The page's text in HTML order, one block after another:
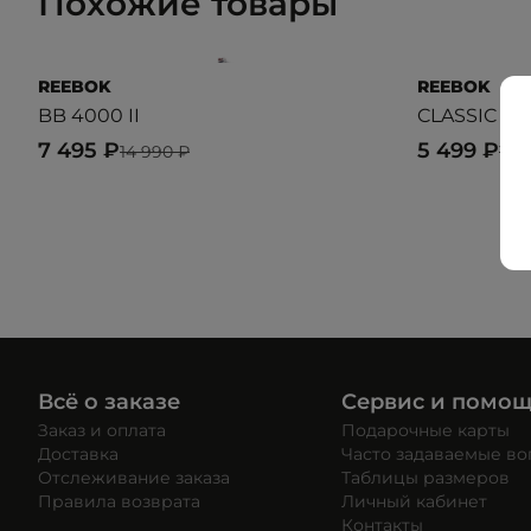
REEBOK
BB 4000 II
14 990 ₽
7 495 ₽
REEBOK
CLASSIC
10
5 499 ₽
Всё о заказе
Заказ и оплата
Доставка
Отслеживание заказа
Правила возврата
Сервис и
Подарочные карты
Часто задаваемые
Таблицы размеров
Личный кабинет
Контакты